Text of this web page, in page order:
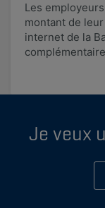
Les
montant de
internet de la
Je veux